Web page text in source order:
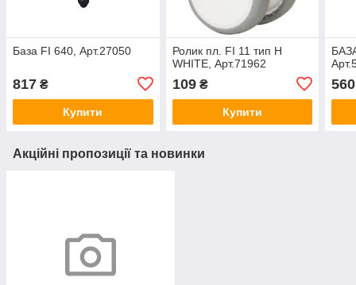
База FI 640, Арт.27050
817 ₴
Купити
Ролик пл. FI 11 тип H
WHITE, Арт.71962
109₴
Купити
560
Акційні пропозиції та новинки